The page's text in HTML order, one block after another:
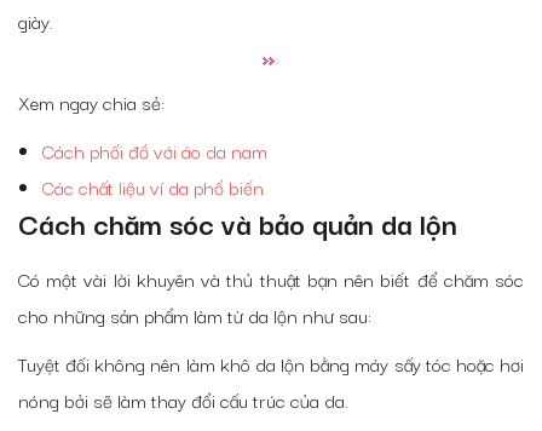
giày.
Xem ngay chia sẻ:
Cách phối đồ với áo da nam
Các chất liệu ví da phổ biến
Cách chăm sóc và bảo quản da lộn
Có một vài lời khuyên và thủ thuật bạn nên biết để chăm sóc
cho những sản phẩm làm từ da lộn như sau:
Tuyệt đối không nên làm khô da lộn bằng máy sấy tóc hoặc hơi
nóng bởi sẽ làm thay đổi cấu trúc của da.